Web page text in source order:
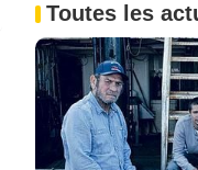
Toutes les